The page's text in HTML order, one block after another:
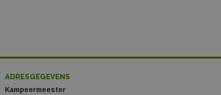
ADRESGEGEVENS
Kampeermeester